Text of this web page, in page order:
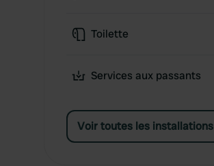
Toilette
Services aux passants
Voir toutes les installations